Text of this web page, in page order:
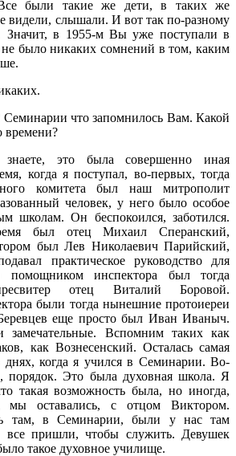
были такие же дети, в таких же
видели, слышали. И вот так по-разному
Значит, в 1955-м Вы уже поступали в
было никаких сомнений в том, каким
что запомнилось Вам. Какой
времени?
это была совершенно иная
когда я поступал, во-первых, тогда
комитета был наш митрополит
человек, у него было особое
школам. Он беспокоился, заботился.
был отец Михаил Сперанский,
был Лев Николаевич Парийский,
практическое руководство для
помощником инспектора был тогда
отец Виталий Боровой.
были тогда нынешние протоиереи
еще просто был Иван Иваныч.
замечательные. Вспомним таких как
как Вознесенский. Осталась самая
днях, когда я учился в Семинарии. Во-
порядок. Это была духовная школа. Я
такая возможность была, но иногда,
мы оставались, с отцом Виктором.
там, в Семинарии, были у нас там
все пришли, чтобы служить. Девушек
такое духовное училище.